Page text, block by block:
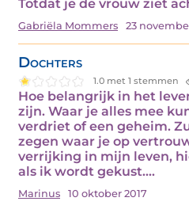
Totdat je de vrouw ziet
Gabriëla Mommers 23
Dochters
1.0 met 1 stemmen
Hoe belangrijk in het
zijn. Waar je alles mee
verdriet of een geheim.
zegen waar je op
verrijking in mijn leven,
als ik wordt gekust.…
Marinus 10 oktober 2017